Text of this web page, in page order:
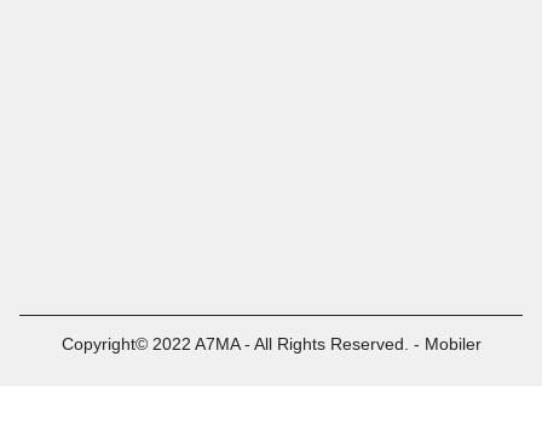
Copyright© 2022 A7MA - All Rights Reserved. - Mobiler